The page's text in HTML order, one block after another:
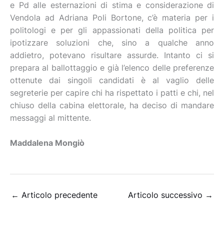
e Pd alle esternazioni di stima e considerazione di
Vendola ad Adriana Poli Bortone, c’è materia per i
politologi e per gli appassionati della politica per
ipotizzare soluzioni che, sino a qualche anno
addietro, potevano risultare assurde. Intanto ci si
prepara al ballottaggio e già l’elenco delle preferenze
ottenute dai singoli candidati è al vaglio delle
segreterie per capire chi ha rispettato i patti e chi, nel
chiuso della cabina elettorale, ha deciso di mandare
messaggi al mittente.
Maddalena Mongiò
← Articolo precedente Articolo successivo →